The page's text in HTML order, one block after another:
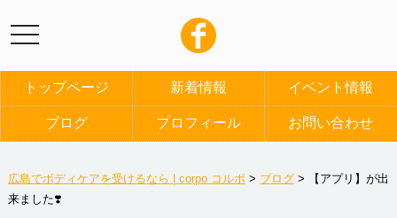
トップページ 新着情報 イベント情報
ブログ プロフィール お問い合わせ
広島でボディケアを受けるなら | corpo コルポ > ブログ>
【アプリ】が出
来ました❣️